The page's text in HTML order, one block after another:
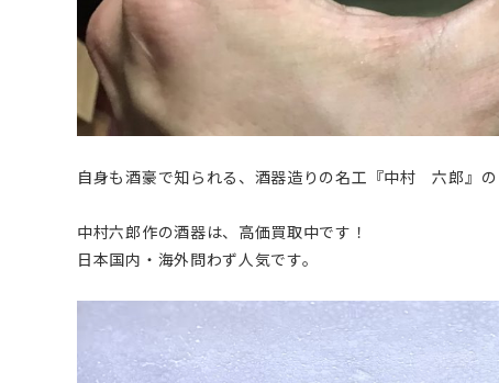
自身も酒豪で知られる、酒器造りの名工『中村 六郎』
中村六郎作の酒器は、高価買取中です！
日本国内・海外問わず人気です。